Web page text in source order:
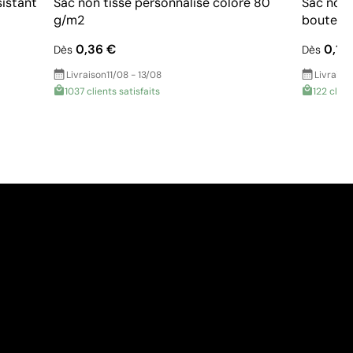
g/m2
Dès 0,36 €
Livraison11/08 - 13/08
1037 clients satisfaits
Dès 0,11
122